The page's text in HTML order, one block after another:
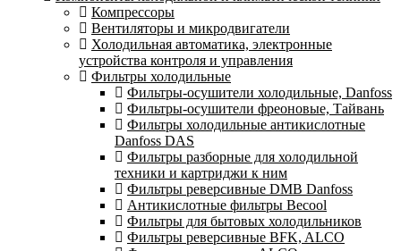
Компрессоры
Вентиляторы и микродвигатели
Холодильная автоматика, электронные
устройства контроля и управления
Фильтры холодильные
Фильтры-осушители холодильные, Danfoss
Фильтры-осушители фреоновые, Тайвань
Фильтры холодильные антикислотные
Danfoss DAS
Фильтры разборные для холодильной
техники и картриджи к ним
Фильтры реверсивные DMB Danfoss
Антикислотные фильтры Becool
Фильтры для бытовых холодильников
Фильтры реверсивные BFK, ALCO